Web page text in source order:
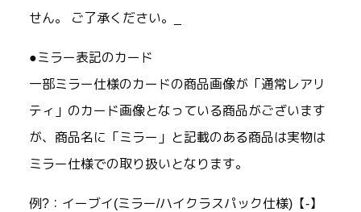
せん。 ご了承ください。_
●ミラー表記のカード
一部ミラー仕様のカードの商品画像が「通常レアリ
ティ」のカード画像となっている商品がございます
が、商品名に「ミラー」と記載のある商品は実物は
ミラー仕様での取り扱いとなります。
例?：イーブイ(ミラー/ハイクラスパック仕様)【-】